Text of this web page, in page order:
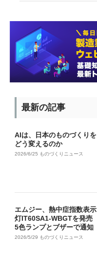
最新の記事
AIは、日本のものづくりを
どう変えるのか
2026/6/25 ものづくりニュース
エムジー、熱中症指数表示
灯IT60SA1-WBGTを発売
5色ランプとブザーで通知
2026/5/29 ものづくりニュース